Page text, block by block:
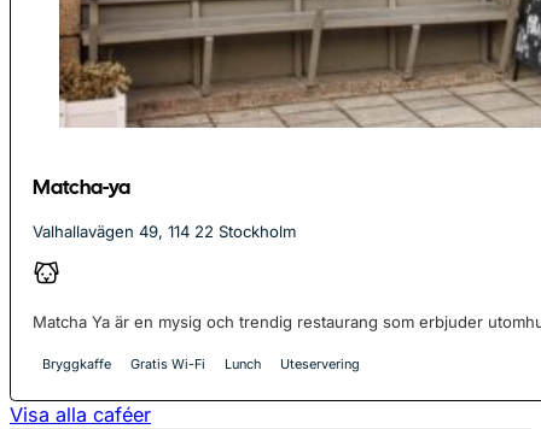
Matcha-ya
Valhallavägen 49, 114 22 Stockholm
Matcha Ya är en mysig och trendig restaurang som erbjuder
Bryggkaffe Gratis Wi-Fi Lunch Uteservering
Visa alla caféer